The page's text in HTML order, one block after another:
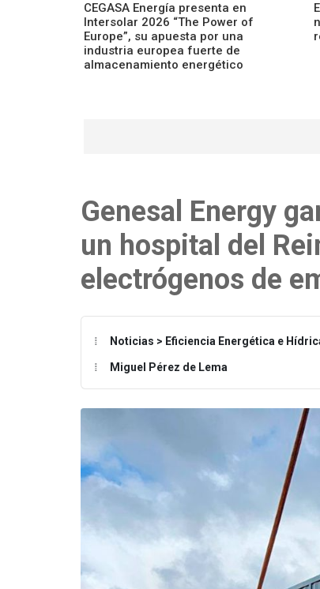
CEGASA Energía presenta en
Intersolar 2026 “The Power of
Europe”, su apuesta por una
industria europea fuerte de
almacenamiento energético
Genesal Energy
un hospital del
electrógenos de
Noticias > Eficiencia Energética e
Miguel Pérez de Lema